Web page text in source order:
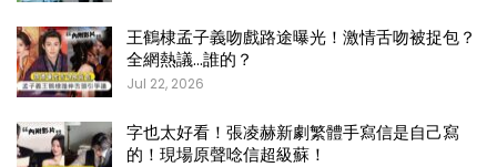
王鶴棣孟子義吻戲路途曝光！激情舌吻被捉包？
全網熱議…誰的？
Jul 22, 2026
字也太好看！張凌赫新劇繁體手寫信是自己寫
的！現場原聲唸信超級蘇！